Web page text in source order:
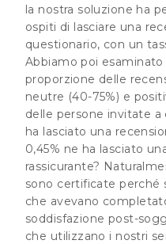
la nostra soluzione ha
ospiti di lasciare una
questionario, con un
Abbiamo poi
proporzione delle
neutre (40-75%) e
delle persone invitate a
ha lasciato una
0,45% ne ha lasciato
rassicurante?
sono certificate perché
che avevano
soddisfazione post-
che utilizzano i nostri